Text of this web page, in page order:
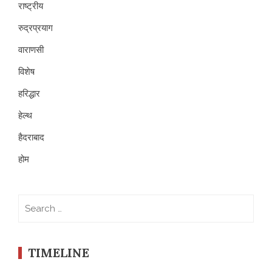
राष्ट्रीय
रुद्रप्रयाग
वाराणसी
विशेष
हरिद्धार
हेल्थ
हैदराबाद
होम
TIMELINE